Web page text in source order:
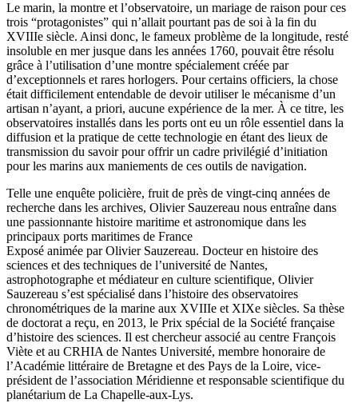
Le marin, la montre et l’observatoire, un mariage de raison pour ces
trois “protagonistes” qui n’allait pourtant pas de soi à la fin du
XVIIIe siècle. Ainsi donc, le fameux problème de la longitude, resté
insoluble en mer jusque dans les années 1760, pouvait être résolu
grâce à l’utilisation d’une montre spécialement créée par
d’exceptionnels et rares horlogers. Pour certains officiers, la chose
était difficilement entendable de devoir utiliser le mécanisme d’un
artisan n’ayant, a priori, aucune expérience de la mer. À ce titre, les
observatoires installés dans les ports ont eu un rôle essentiel dans la
diffusion et la pratique de cette technologie en étant des lieux de
transmission du savoir pour offrir un cadre privilégié d’initiation
pour les marins aux maniements de ces outils de navigation.
Telle une enquête policière, fruit de près de vingt-cinq années de
recherche dans les archives, Olivier Sauzereau nous entraîne dans
une passionnante histoire maritime et astronomique dans les
principaux ports maritimes de France
Exposé animée par Olivier Sauzereau. Docteur en histoire des
sciences et des techniques de l’université de Nantes,
astrophotographe et médiateur en culture scientifique, Olivier
Sauzereau s’est spécialisé dans l’histoire des observatoires
chronométriques de la marine aux XVIIIe et XIXe siècles. Sa thèse
de doctorat a reçu, en 2013, le Prix spécial de la Société française
d’histoire des sciences. Il est chercheur associé au centre François
Viète et au CRHIA de Nantes Université, membre honoraire de
l’Académie littéraire de Bretagne et des Pays de la Loire, vice-
président de l’association Méridienne et responsable scientifique du
planétarium de La Chapelle-aux-Lys.